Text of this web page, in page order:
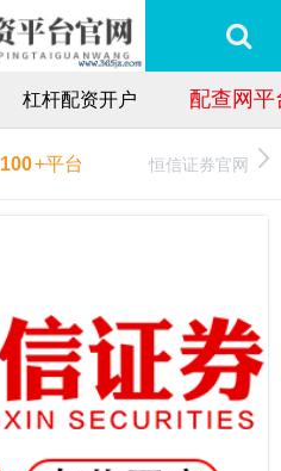
杠杆配资开户 配查网
100+平台 恒信证券官网